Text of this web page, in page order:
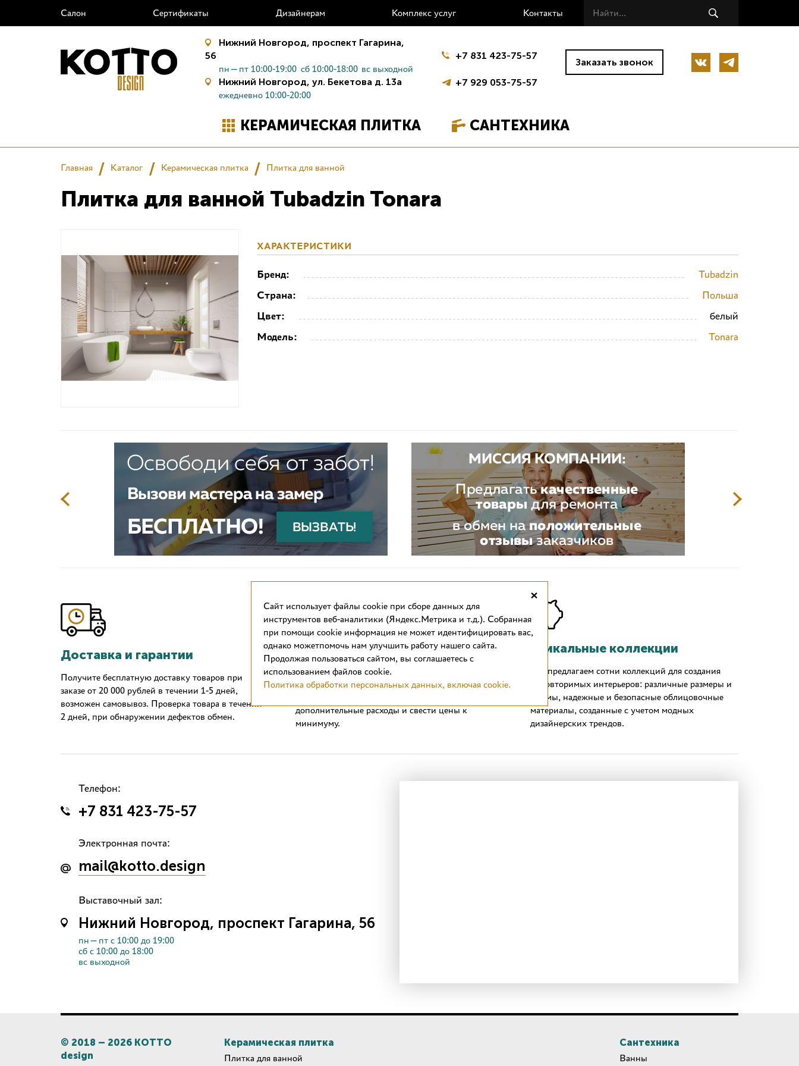
Салон Сертификаты Дизайнерам Комплекс услуг Контакты
Нижний Новгород, проспект Гагарина,
56
пн—пт 10:00-19:00 сб 10:00-18:00 вс выходной
Нижний Новгород, ул. Бекетова д. 13а
ежедневно 10:00-20:00
+7 831 423-75-57
+7 929 053-75-57
Заказать звонок
КЕРАМИЧЕСКАЯ ПЛИТКА САНТЕХНИКА
Главная Каталог Керамическая плитка Плитка для ванной
Плитка для ванной Tubadzin Tonara
ХАРАКТЕРИСТИКИ
Бренд:
Tubadzin
Страна:
Польша
Цвет:
белый
Модель:
Tonara
Доставка и гарантии
Получите бесплатную доставку товаров при
заказе от 20 000 рублей в течении 1-5 дней,
возможен самовывоз. Проверка товара в течении
2 дней, при обнаружении дефектов обмен.
Выгодные цены
Стоимость отделочных материалов в интернет-
магазине вас приятно удивит. Продажа плитки в
дополнительные расходы и свести цены к
минимуму.
Уникальные коллекции
Мы предлагаем сотни коллекций для создания
неповторимых интерьеров: различные размеры и
формы, надежные и безопасные облицовочные
материалы, созданные с учетом модных
дизайнерских трендов.
Телефон:
+7 831 423-75-57
Электронная почта:
mail@kotto.design
Выставочный зал:
Нижний Новгород, проспект Гагарина, 56
пн—пт с 10:00 до 19:00
сб с 10:00 до 18:00
вс выходной
© 2018 – 2026 КОТТО
design
Керамическая плитка
Плитка для ванной
Сантехника
Ванны
×
Cайт использует файлы cookie при сборе данных для
инструментов веб-аналитики (Яндекс.Метрика и т.д.). Собранная
при помощи cookie информация не может идентифицировать вас,
однако можетпомочь нам улучшить работу нашего сайта.
Продолжая пользоваться сайтом, вы соглашаетесь с
использованием файлов cookie.
Политика обработки персональных данных, включая cookie.